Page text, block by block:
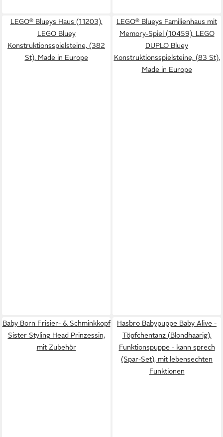
LEGO® Blueys Haus (11203),
LEGO Bluey
Konstruktionsspielsteine, (382
St), Made in Europe
LEGO® Blueys Familienhaus mit
Memory-Spiel (10459), LEGO
DUPLO Bluey
Konstruktionsspielsteine, (83 St),
Made in Europe
Baby Born Frisier- & Schminkkopf
Sister Styling Head Prinzessin,
mit Zubehör
Hasbro Babypuppe Baby Alive -
Töpfchentanz (Blondhaarig),
Funktionspuppe - kann sprech
(Spar-Set), mit lebensechten
Funktionen